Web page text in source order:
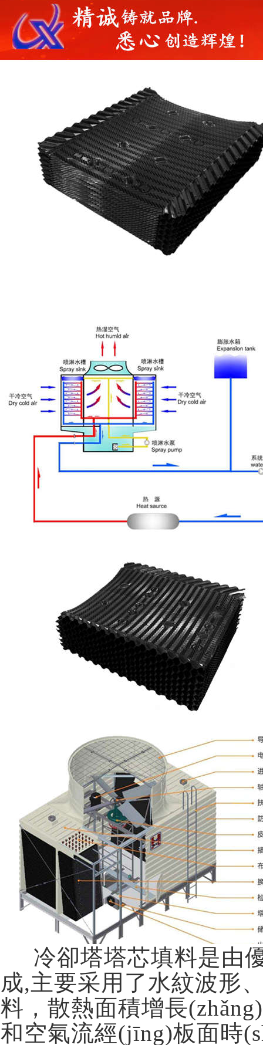
冷卻塔塔芯填料是由
成,主要采用了水紋波形、
料，散熱面積增長(zhǎng)
和空氣流經(jīng)板面時